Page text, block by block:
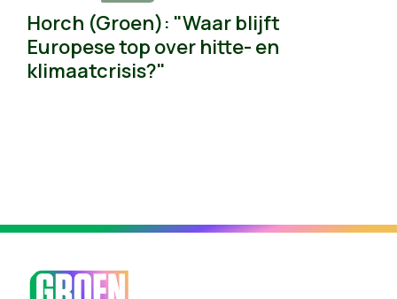
Horch (Groen): "Waar blijft
Europese top over hitte- en
klimaatcrisis?"